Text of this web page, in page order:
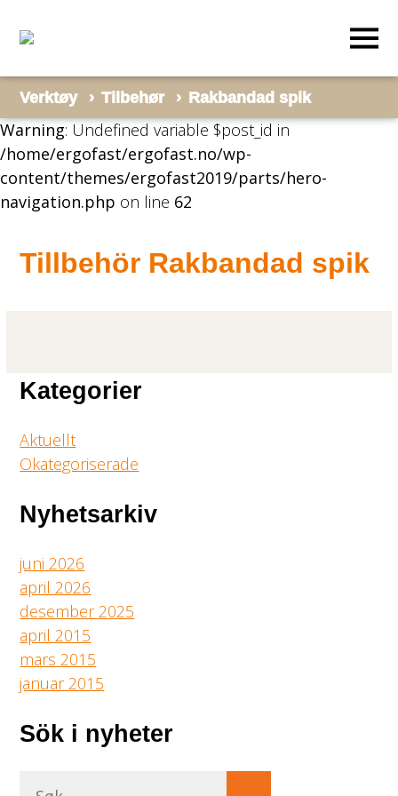
Verktøy Tilbehør Rakbandad spik
Warning: Undefined variable $post_id in
/home/ergofast/ergofast.no/wp-
content/themes/ergofast2019/parts/hero-
navigation.php on line 62
Tillbehör Rakbandad spik
Kategorier
Aktuellt
Okategoriserade
Nyhetsarkiv
juni 2026
april 2026
desember 2025
april 2015
mars 2015
januar 2015
Sök i nyheter